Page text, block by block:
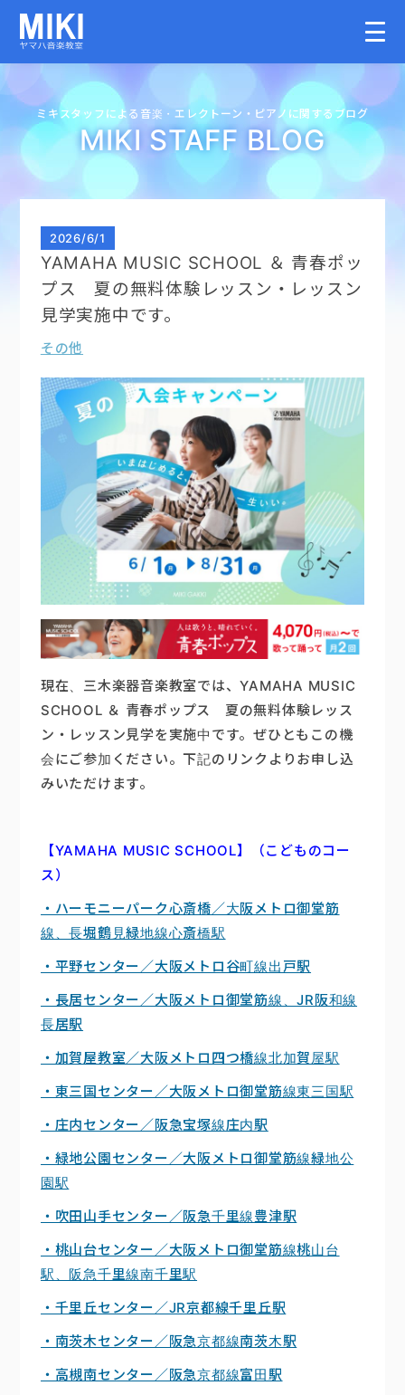
HOME
イベント情報
ミキスタッフによる音楽・エレクトーン・ ピアノに関するブログ
MIKI STAFF BLOG
2026/6/1
YAMAHA MUSIC SCHOOL ＆ 青春ポッ
プス 夏の無料体験レッスン・レッスン
見学実施中です。
その他
現在、三木楽器音楽教室では、YAMAHA MUSIC
SCHOOL ＆ 青春ポップス 夏の無料体験レッス
ン・レッスン見学を実施中です。ぜひともこの機
会にご参加ください。下記のリンクよりお申し込
みいただけます。
【YAMAHA MUSIC SCHOOL】（こどものコー
ス）
・ハーモニーパーク心斎橋／大阪メトロ御堂筋
線、長堀鶴見緑地線心斎橋駅
・平野センター／大阪メトロ谷町線出戸駅
・長居センター／大阪メトロ御堂筋線、JR阪和線
長居駅
・加賀屋教室／大阪メトロ四つ橋線北加賀屋駅
・東三国センター／大阪メトロ御堂筋線東三国駅
・庄内センター／阪急宝塚線庄内駅
・緑地公園センター／大阪メトロ御堂筋線緑地公
園駅
・吹田山手センター／阪急千里線豊津駅
・桃山台センター／大阪メトロ御堂筋線桃山台
駅、阪急千里線南千里駅
・千里丘センター／JR京都線千里丘駅
・南茨木センター／阪急京都線南茨木駅
・高槻南センター／阪急京都線富田駅